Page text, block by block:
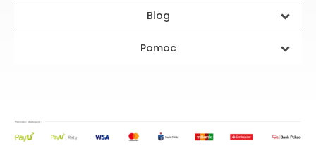
Blog
Pomoc